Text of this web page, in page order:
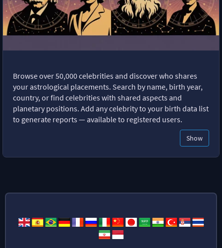
Browse over 50,000 celebrities and discover who shares
your astrological placements. Search by name, birth year,
country, or find celebrities with shared aspects and
planetary positions. Add any celebrity to your birth data list
to generate reports — available to registered users.
Show